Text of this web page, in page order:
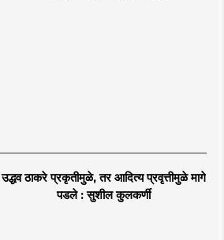
उद्धव ठाकरे प्रकृतीमुळे, तर आदित्य प्रवृत्तीमुळे मागे
पडले : सुशील कुलकर्णी